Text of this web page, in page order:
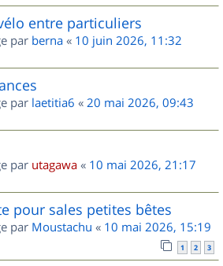
entre particuliers
par berna « 10 juin 2026, 11:32
par laetitia6 « 20 mai 2026, 09:43
par utagawa « 10 mai 2026, 21:17
pour sales petites bêtes
par Moustachu « 10 mai 2026, 15:19
1 2 3